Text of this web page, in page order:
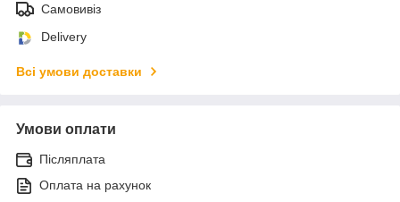
Самовивіз
Delivery
Всі умови доставки
Умови оплати
Післяплата
Оплата на рахунок